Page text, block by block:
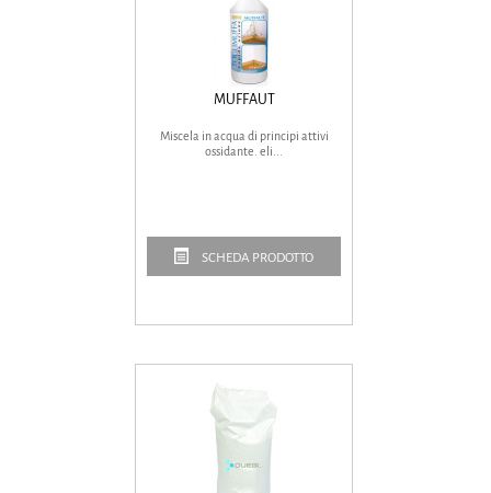
MUFFAUT
Miscela in acqua di principi attivi
ossidante. eli...
SCHEDA PRODOTTO